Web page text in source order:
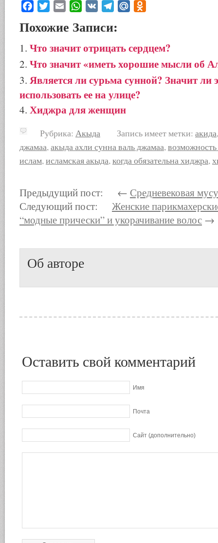
Facebook
Twitter Email WhatsApp
VK TelegramMail.Ru
Похожие Записи:
Что значит отрицать сердцем?
Что значит «иметь хорошие мысли об
Является ли сурьма сунной? Значит ли
использовать ее на улице?
Хиджра для женщин
Рубрика: Акыда Запись имеет метки: акида
джамаа,акыда ахли сунна валь джамаа,
ислам,исламская акыда,когда обязательна хиджра,
Предыдущий пост: ← Средневековая
Следующий пост: Женские
“модные прически” и укорачивание волос →
Об авторе
Оставить свой комментарий
Имя
Почта
Сайт (дополнительно)